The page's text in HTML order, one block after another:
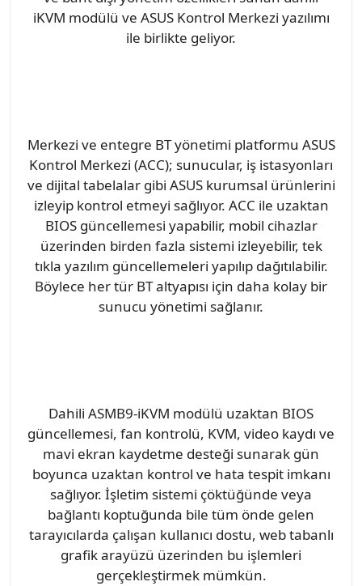
iKVM modülü ve ASUS Kontrol Merkezi yazılımı
ile birlikte geliyor.
Merkezi ve entegre BT yönetimi platformu ASUS
Kontrol Merkezi (ACC); sunucular, iş istasyonları
ve dijital tabelalar gibi ASUS kurumsal ürünlerini
izleyip kontrol etmeyi sağlıyor. ACC ile uzaktan
BIOS güncellemesi yapabilir, mobil cihazlar
üzerinden birden fazla sistemi izleyebilir, tek
tıkla yazılım güncellemeleri yapılıp dağıtılabilir.
Böylece her tür BT altyapısı için daha kolay bir
sunucu yönetimi sağlanır.
Dahili ASMB9-iKVM modülü uzaktan BIOS
güncellemesi, fan kontrolü, KVM, video kaydı ve
mavi ekran kaydetme desteği sunarak gün
boyunca uzaktan kontrol ve hata tespit imkanı
sağlıyor. İşletim sistemi çöktüğünde veya
bağlantı koptuğunda bile tüm önde gelen
tarayıcılarda çalışan kullanıcı dostu, web tabanlı
grafik arayüzü üzerinden bu işlemleri
gerçekleştirmek mümkün.